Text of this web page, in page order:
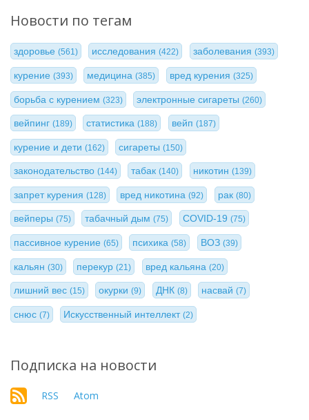
Новости по тегам
здоровье (561) исследования(422) заболевания (393)
курение (393) медицина(385) вред курения (325)
борьба с курением (323) электронные сигареты(260)
вейпинг (189) статистика(188) вейп (187)
курение и дети (162) сигареты(150)
законодательство (144) табак(140) никотин (139)
запрет курения (128) вред никотина(92) рак (80)
вейперы (75) табачный дым(75) COVID-19 (75)
пассивное курение (65) психика(58) ВОЗ (39)
кальян (30) перекур(21) вред кальяна (20)
лишний вес (15) окурки(9) ДНК (8) насвай(7)
снюс (7) Искусственный интеллект(2)
Подписка на новости
RSS Atom